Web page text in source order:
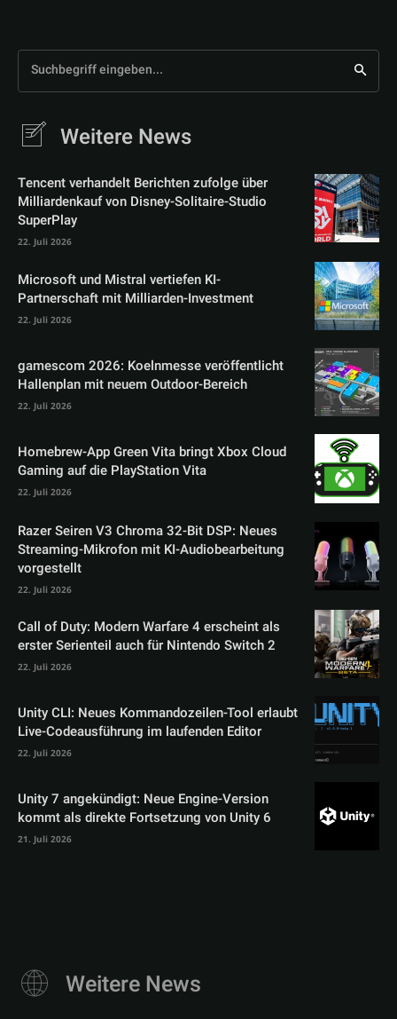
Suchbegriff eingeben...
Weitere News
Tencent verhandelt Berichten zufolge über
Milliardenkauf von Disney-Solitaire-Studio
SuperPlay
22. Juli 2026
Microsoft und Mistral vertiefen KI-
Partnerschaft mit Milliarden-Investment
22. Juli 2026
gamescom 2026: Koelnmesse veröffentlicht
Hallenplan mit neuem Outdoor-Bereich
22. Juli 2026
Homebrew-App Green Vita bringt Xbox Cloud
Gaming auf die PlayStation Vita
22. Juli 2026
Razer Seiren V3 Chroma 32-Bit DSP: Neues
Streaming-Mikrofon mit KI-Audiobearbeitung
vorgestellt
22. Juli 2026
Call of Duty: Modern Warfare 4 erscheint als
erster Serienteil auch für Nintendo Switch 2
22. Juli 2026
Unity CLI: Neues Kommandozeilen-Tool erlaubt
Live-Codeausführung im laufenden Editor
22. Juli 2026
Unity 7 angekündigt: Neue Engine-Version
kommt als direkte Fortsetzung von Unity 6
21. Juli 2026
Weitere News